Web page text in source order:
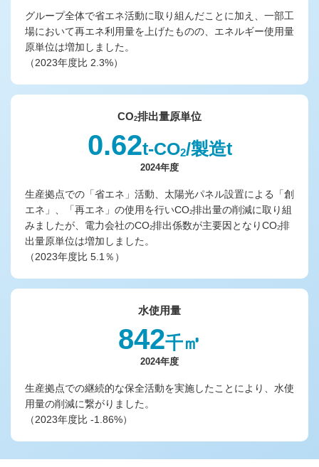
グループ全体で省エネ活動に取り組んだことに加え、一部工
場において再エネ利用量を上げたものの、エネルギー使用量
原単位は増加しました。
（2023年度比 2.3%）
CO2排出量原単位
0.62t-CO2/製造t
2024年度
生産拠点での「省エネ」活動、太陽光パネル設置による「創
エネ」、「再エネ」の使用を行いCO2排出量の削減に取り組
みましたが、電力会社のCO2排出係数が主要因となりCO2排
出量原単位は増加しました。
（2023年度比 5.1％）
水使用量
842千㎥
2024年度
生産拠点での継続的な保全活動を実施したことにより、水使
用量の削減に繋がりました。
（2023年度比 -1.86%）